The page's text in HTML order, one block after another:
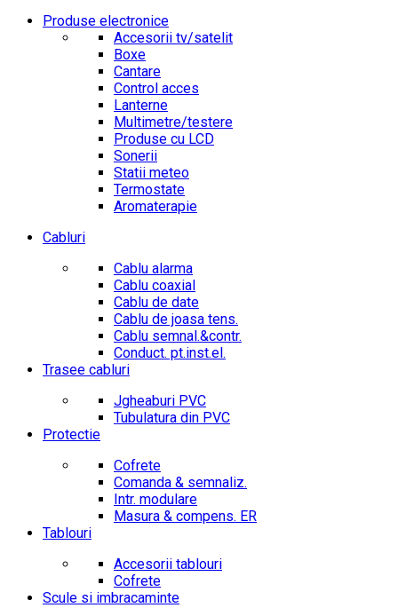
Produse electronice
Accesorii tv/satelit
Boxe
Cantare
Control acces
Lanterne
Multimetre/testere
Produse cu LCD
Sonerii
Statii meteo
Termostate
Aromaterapie
Cabluri
Cablu alarma
Cablu coaxial
Cablu de date
Cablu de joasa tens.
Cablu semnal.&contr.
Conduct. pt.inst.el.
Trasee cabluri
Jgheaburi PVC
Tubulatura din PVC
Protectie
Cofrete
Comanda & semnaliz.
Intr. modulare
Masura & compens. ER
Tablouri
Accesorii tablouri
Cofrete
Scule si imbracaminte